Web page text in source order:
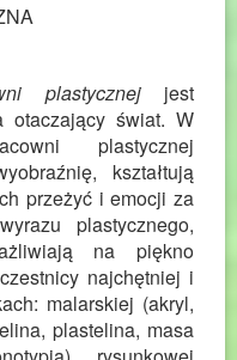
plastycznejjest
otaczający świat. W
plastycznej
kształtują
przeżyć i emocji za
plastycznego,
na piękno
najchętniej i
malarskiej (akryl,
plastelina, masa